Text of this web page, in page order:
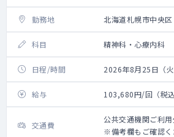
勤務地 北海道札幌市中央区
科目 精神科・心療内科
日程/時間 2026年8月25日（
給与 103,680円/回（税込
交通費
公共交通機関ご利
※備考欄もご確認く